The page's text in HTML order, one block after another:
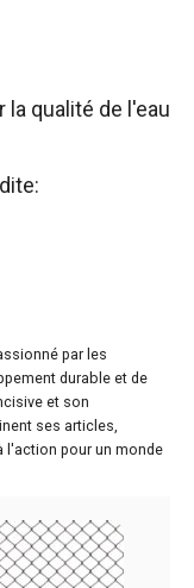
qualité de l'eau
par les
durable et de
et son
ses articles,
l'action pour un monde